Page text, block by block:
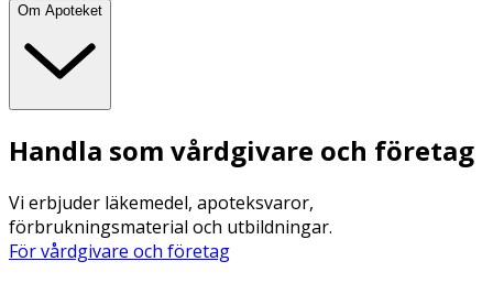
Om Apoteket
Handla som vårdgivare och företag
Vi erbjuder läkemedel, apoteksvaror,
förbrukningsmaterial och utbildningar.
För vårdgivare och företag